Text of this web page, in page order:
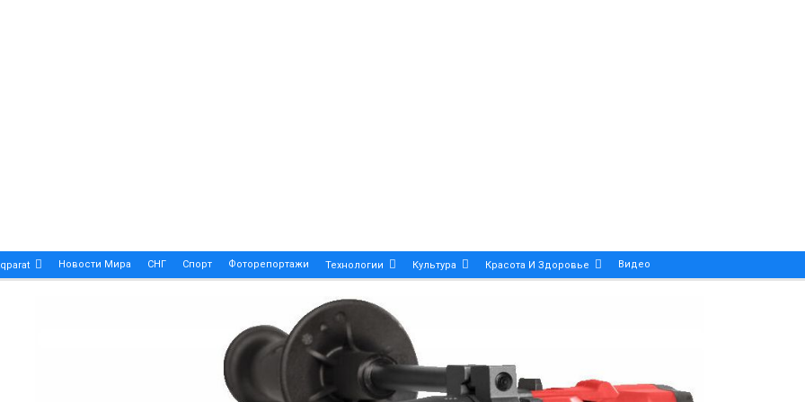
Новости Мира СНГ Спорт Фоторепортажи Технологии Культура Красота И Здоровье Видео
Patek Philippe Calatrava DATE – A True Symbol Of Elegance And Precision